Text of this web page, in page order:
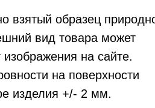
взятый образец
вид товара может
изображения на сайте.
на поверхности
изделия +/- 2 мм.